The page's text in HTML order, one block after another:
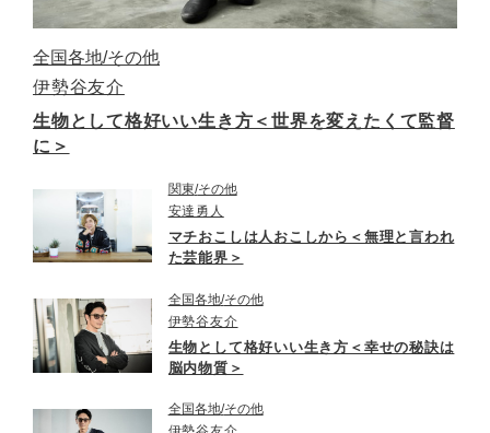
全国各地 その他
伊勢谷友介
生物として格好いい生き方＜世界を変えたくて監督
に＞
関東 その他
安達勇人
マチおこしは人おこしから＜無理と言われ
た芸能界＞
全国各地 その他
伊勢谷友介
生物として格好いい生き方＜幸せの秘訣は
脳内物質＞
全国各地 その他